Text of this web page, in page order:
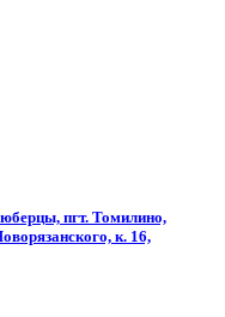
пгт. Томилино,
к. 16,